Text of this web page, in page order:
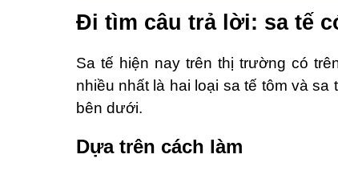
Đi tìm câu trả lời: sa tế
Sa tế hiện nay trên thị trường có
nhiều nhất là hai loại sa tế tôm và
bên dưới.
Dựa trên cách làm